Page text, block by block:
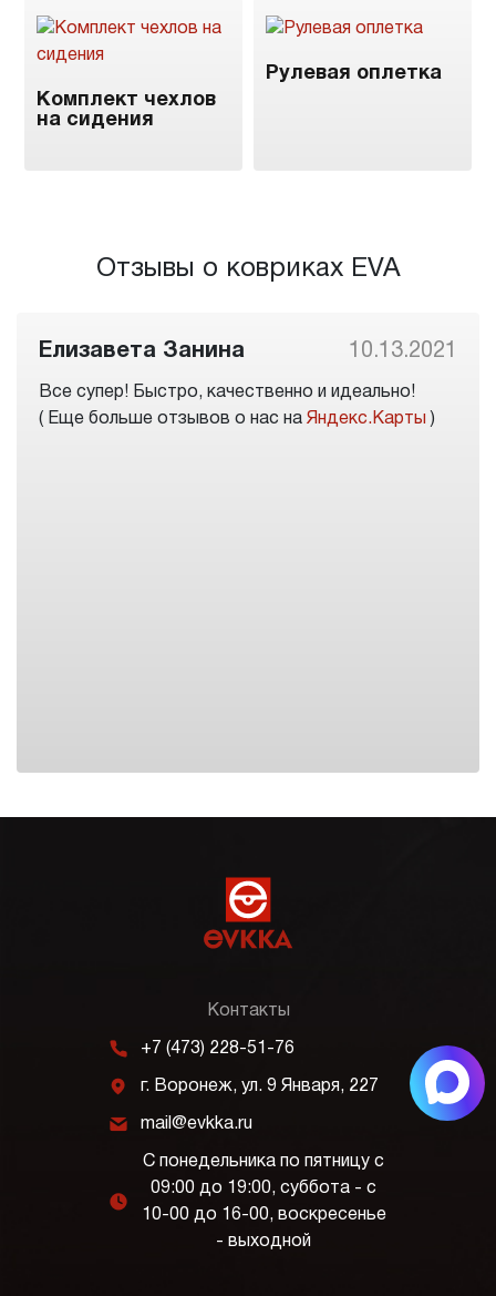
Комплект чехлов
на сидения
Рулевая оплетка
Отзывы о ковриках EVA
Елизавета Занина 10.13.2021
Все супер! Быстро, качественно и идеально!
( Еще больше отзывов о нас на Яндекс.Карты )
Контакты
m +7 (473) 228-51-76
j г. Воронеж, ул. 9 Января, 227
k mail@evkka.ru
l
С понедельника по пятницу с
09:00 до 19:00, суббота - с
10-00 до 16-00, воскресенье
- выходной